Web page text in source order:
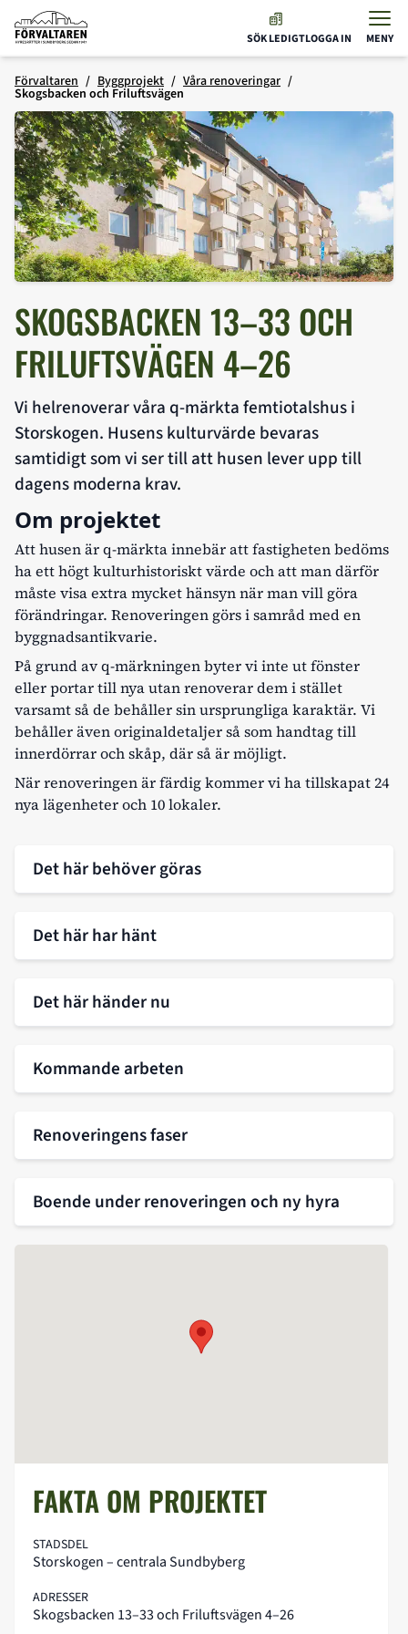
Hoppa till innehåll
Förvaltaren
SÖK LEDIGTLOGGA IN MENY
Förvaltaren Byggprojekt Våra renoveringar
Skogsbacken och Friluftsvägen
SKOGSBACKEN 13–33 OCH
FRILUFTSVÄGEN 4–26
Vi helrenoverar våra q-märkta femtiotalshus i
Storskogen. Husens kulturvärde bevaras
samtidigt som vi ser till att husen lever upp till
dagens moderna krav.
Om projektet
Att husen är q-märkta innebär att fastigheten bedöms
ha ett högt kulturhistoriskt värde och att man därför
måste visa extra mycket hänsyn när man vill göra
förändringar. Renoveringen görs i samråd med en
byggnadsantikvarie.
På grund av q-märkningen byter vi inte ut fönster
eller portar till nya utan renoverar dem i stället
varsamt så de behåller sin ursprungliga karaktär. Vi
behåller även originaldetaljer så som handtag till
innerdörrar och skåp, där så är möjligt.
När renoveringen är färdig kommer vi ha tillskapat 24
nya lägenheter och 10 lokaler.
Det här behöver göras
Det här har hänt
Det här händer nu
Kommande arbeten
Renoveringens faser
Boende under renoveringen och ny hyra
FAKTA OM PROJEKTET
STADSDEL
Storskogen – centrala Sundbyberg
ADRESSER
Skogsbacken 13–33 och Friluftsvägen 4–26